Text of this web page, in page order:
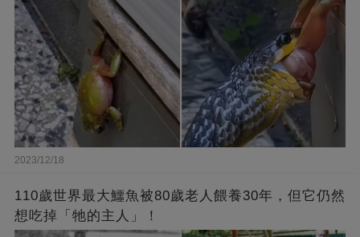
2023/12/18
110歲世界最大鱷魚被80歲老人餵養30年，但它仍然
想吃掉「牠的主人」！